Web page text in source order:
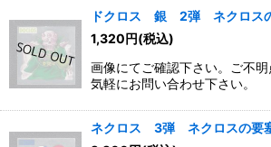
ドクロス 銀 2弾 ネクロス
1,320円(税込)
画像にてご確認下さい。ご不
気軽にお問い合わせ下さい。
ネクロス 3弾 ネクロスの要